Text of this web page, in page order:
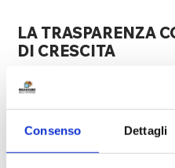
Consenso Dettagli
LA TRASPARENZA
DI CRESCITA
La trasparenza non è
anche un'opportunità
Adottare pratiche di